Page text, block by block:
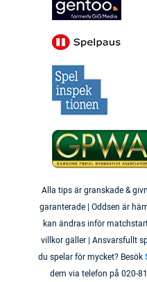
Alla tips är granskade &
garanterade | Oddsen är
kan ändras inför
villkor gäller | Ansvarsfullt
du spelar för mycket? Besök
dem via telefon på 020-